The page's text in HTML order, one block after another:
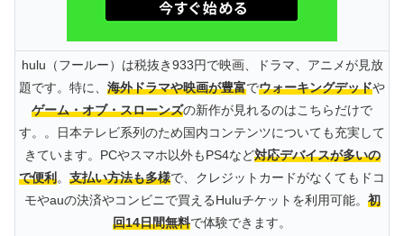
hulu（フールー）は税抜き933円で映画、ドラマ、アニメが見放
題です。特に、 海外ドラマや映画が豊富でウォーキングデッドや
ゲーム・オブ・スローンズの新作が見れるのはこちらだけで
す。。日本テレビ系列のため国内コンテンツについても充実して
きています。PCやスマホ以外もPS4など対応デバイスが多いの
で便利。 支払い方法も多様で、クレジットカードがなくてもドコ
モやauの決済やコンビニで買えるHuluチケットを利用可能。 初
回14日間無料で体験できます。